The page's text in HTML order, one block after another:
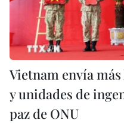
Vietnam envía
y unidades de
paz de ONU